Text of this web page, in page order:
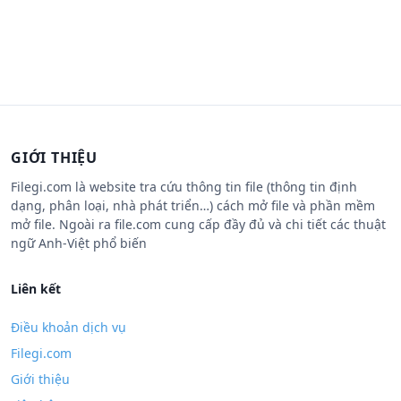
GIỚI THIỆU
Filegi.com là website tra cứu thông tin file (thông tin định
dạng, phân loại, nhà phát triển…) cách mở file và phần mềm
mở file. Ngoài ra file.com cung cấp đầy đủ và chi tiết các thuật
ngữ Anh-Việt phổ biến
Liên kết
Điều khoản dịch vụ
Filegi.com
Giới thiệu